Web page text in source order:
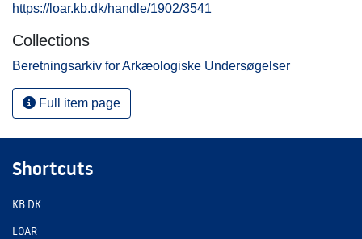
https://loar.kb.dk/handle/1902/3541
Collections
Beretningsarkiv for Arkæologiske Undersøgelser
Full item page
Shortcuts
KB.DK
LOAR